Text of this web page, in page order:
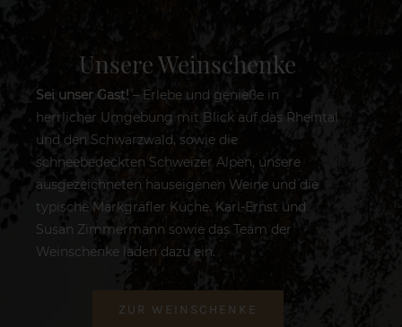
Unsere Weinschenke
Sei unser Gast! – Erlebe und genieße in
herrlicher Umgebung mit Blick auf das Rheintal
und den Schwarzwald, sowie die
schneebedeckten Schweizer Alpen, unsere
ausgezeichneten hauseigenen Weine und die
typische Markgräfler Küche. Karl-Ernst und
Susan Zimmermann sowie das Team der
Weinschenke laden dazu ein.
ZUR WEINSCHENKE